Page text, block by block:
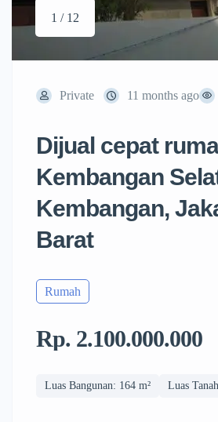
1 / 12
Private 11 months ago
Dijual cepat
Kembangan
Kembangan,
Barat
Rumah
Rp. 2.100.000.000
Luas Bangunan: 164 m² Luas